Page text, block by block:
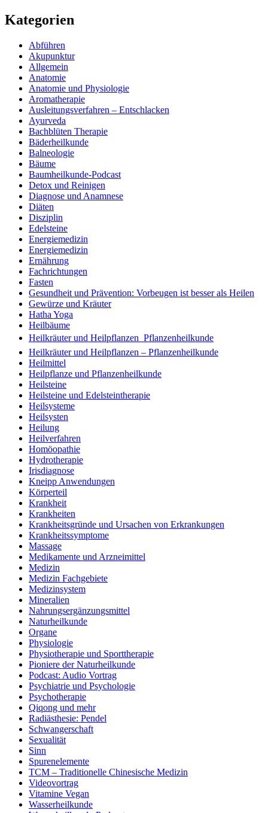
Kategorien
Abführen
Akupunktur
Allgemein
Anatomie
Anatomie und Physiologie
Aromatherapie
Ausleitungsverfahren – Entschlacken
Ayurveda
Bachblüten Therapie
Bäderheilkunde
Balneologie
Bäume
Baumheilkunde-Podcast
Detox und Reinigen
Diagnose und Anamnese
Diäten
Disziplin
Edelsteine
Energiemedizin
Energiemedizin
Ernährung
Fachrichtungen
Fasten
Gesundheit und Prävention: Vorbeugen ist besser als Heilen
Gewürze und Kräuter
Hatha Yoga
Heilbäume
Heilkräuter und Heilpflanzen  Pflanzenheilkunde
Heilkräuter und Heilpflanzen – Pflanzenheilkunde
Heilmittel
Heilpflanze und Pflanzenheilkunde
Heilsteine
Heilsteine und Edelsteintherapie
Heilsysteme
Heilsysten
Heilung
Heilverfahren
Homöopathie
Hydrotherapie
Irisdiagnose
Kneipp Anwendungen
Körperteil
Krankheit
Krankheiten
Krankheitsgründe und Ursachen von Erkrankungen
Krankheitssymptome
Massage
Medikamente und Arzneimittel
Medizin
Medizin Fachgebiete
Medizinsystem
Mineralien
Nahrungsergänzungsmittel
Naturheilkunde
Organe
Physiologie
Physiotherapie und Sporttherapie
Pioniere der Naturheilkunde
Podcast: Audio Vortrag
Psychiatrie und Psychologie
Psychotherapie
Qiqong und mehr
Radiästhesie: Pendel
Schwangerschaft
Sexualität
Sinn
Spurenelemente
TCM – Traditionelle Chinesische Medizin
Videovortrag
Vitamine Vegan
Wasserheilkunde